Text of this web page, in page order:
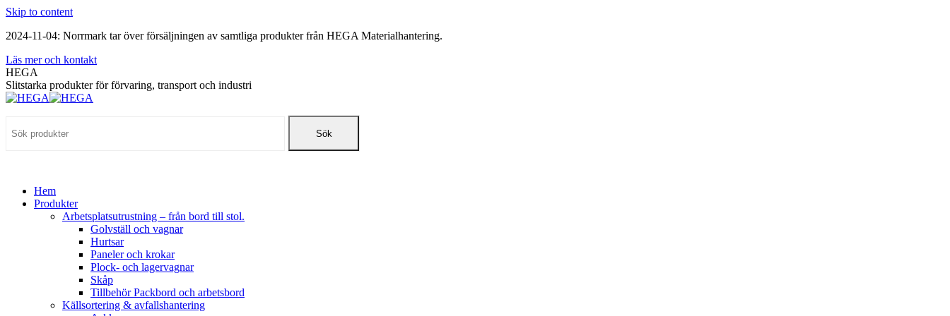
Skip to content
2024-11-04: Norrmark tar över försäljningen av samtliga produkter från HEGA Materialhantering.
Läs mer och kontakt
HEGA
Slitstarka produkter för förvaring, transport och industri
Hem
Produkter
Arbetsplatsutrustning – från bord till stol.
Golvställ och vagnar
Hurtsar
Paneler och krokar
Plock- och lagervagnar
Skåp
Tillbehör Packbord och arbetsbord
Källsortering & avfallshantering